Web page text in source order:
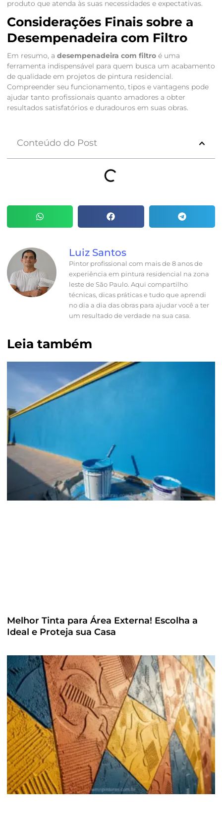
produto que atenda às suas necessidades e expectativas.
Considerações Finais sobre a
Desempenadeira com Filtro
Em resumo, a desempenadeira com filtroé uma
ferramenta indispensável para quem busca um acabamento
de qualidade em projetos de pintura residencial.
Compreender seu funcionamento, tipos e vantagens pode
ajudar tanto profissionais quanto amadores a obter
resultados satisfatórios e duradouros em suas obras.
Conteúdo do Post
Luiz Santos
Pintor profissional com mais de 8 anos de
experiência em pintura residencial na zona
leste de São Paulo. Aqui compartilho
técnicas, dicas práticas e tudo que aprendi
no dia a dia das obras para ajudar você a ter
um resultado de verdade na sua casa.
Leia também
Melhor Tinta para Área Externa! Escolha a
Ideal e Proteja sua Casa